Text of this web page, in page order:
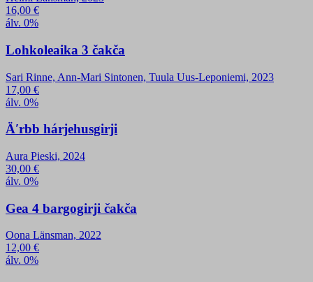
16,00 €
álv. 0%
Lohkoleaika 3 čakča
Sari Rinne, Ann-Mari Sintonen, Tuula Uus-Leponiemi, 2023
17,00 €
álv. 0%
Äʹrbb hárjehusgirji
Aura Pieski, 2024
30,00 €
álv. 0%
Gea 4 bargogirji čakča
Oona Länsman, 2022
12,00 €
álv. 0%